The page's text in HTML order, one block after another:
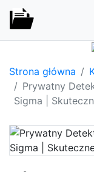
Strona główna
Prywatny
Sigma |